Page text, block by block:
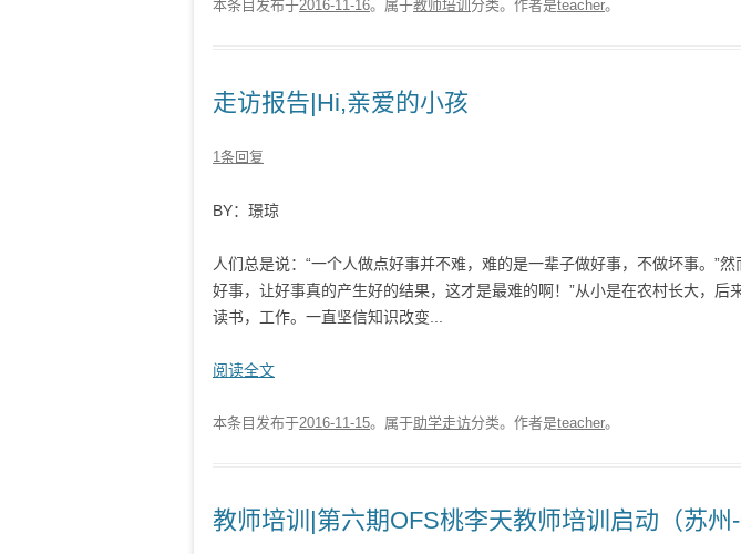
本条目发布于2016-11-16。属于教师培训 分类。 作者是teacher。
走访报告|Hi,亲爱的小孩
1条回复
BY：璟琼
人们总是说：“一个人做点好事并不难，难的是一辈子做好事，不做坏事。”
好事，让好事真的产生好的结果，这才是最难的啊！”从小是在农村长大，后
读书，工作。一直坚信知识改变...
阅读全文
本条目发布于2016-11-15。属于助学走访分类。 作者是teacher。
教师培训|第六期OFS桃李天教师培训启动（苏州-